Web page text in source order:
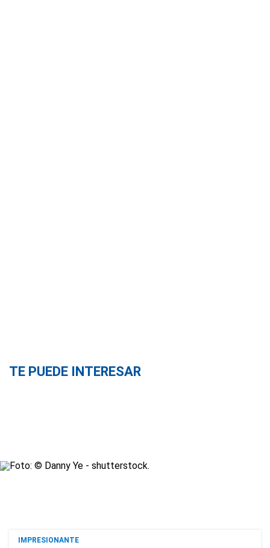
TE PUEDE INTERESAR
IMPRESIONANTE